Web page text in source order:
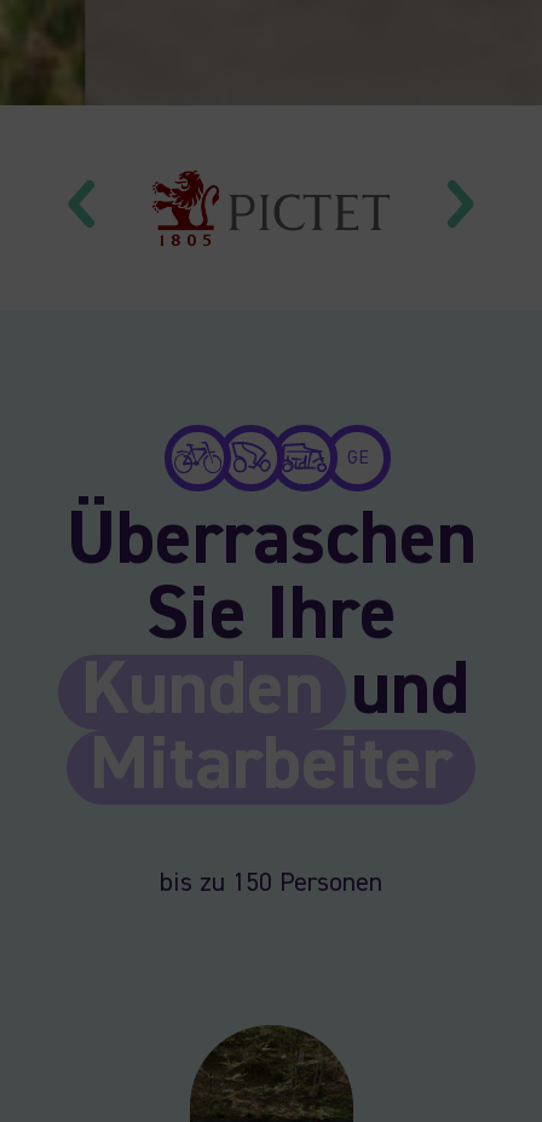
GE
Überraschen
Sie Ihre
Kunden und
Mitarbeiter
bis zu 150 Personen